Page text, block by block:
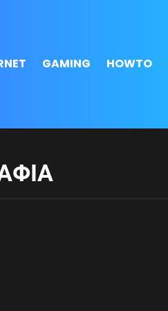
GAMING HOWTO